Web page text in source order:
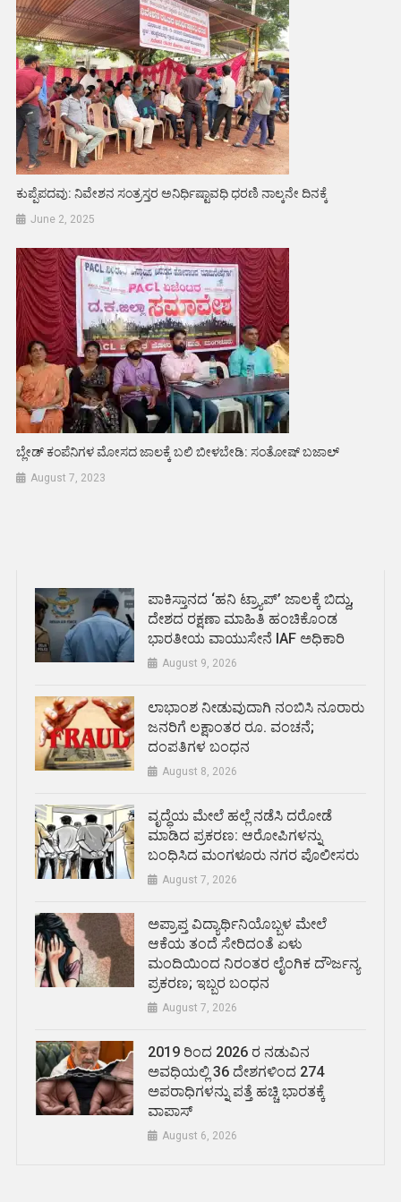
ಕುಪ್ಪೆಪದವು: ನಿವೇಶನ ಸಂತ್ರಸ್ತರ ಅನಿರ್ಧಿಷ್ಟಾವಧಿ ಧರಣಿ ನಾಲ್ಕನೇ ದಿನಕ್ಕೆ
June 2, 2025
ಬ್ಲೇಡ್ ಕಂಪೆನಿಗಳ ಮೋಸದ ಜಾಲಕ್ಕೆ ಬಲಿ ಬೀಳಬೇಡಿ: ಸಂತೋಷ್ ಬಜಾಲ್
August 7, 2023
ಪಾಕಿಸ್ತಾನದ ‘ಹನಿ ಟ್ರ್ಯಾಪ್’ ಜಾಲಕ್ಕೆ ಬಿದ್ದು,
ದೇಶದ ರಕ್ಷಣಾ ಮಾಹಿತಿ ಹಂಚಿಕೊಂಡ
ಭಾರತೀಯ ವಾಯುಸೇನೆ IAF ಅಧಿಕಾರಿ
August 9, 2026
ಲಾಭಾಂಶ ನೀಡುವುದಾಗಿ ನಂಬಿಸಿ ನೂರಾರು
ಜನರಿಗೆ ಲಕ್ಷಾಂತರ ರೂ. ವಂಚನೆ;
ದಂಪತಿಗಳ ಬಂಧನ
August 8, 2026
ವೃದ್ಧೆಯ ಮೇಲೆ ಹಲ್ಲೆ ನಡೆಸಿ ದರೋಡೆ
ಮಾಡಿದ ಪ್ರಕರಣ: ಆರೋಪಿಗಳನ್ನು
ಬಂಧಿಸಿದ ಮಂಗಳೂರು ನಗರ ಪೊಲೀಸರು
August 7, 2026
ಅಪ್ರಾಪ್ತ ವಿದ್ಯಾರ್ಥಿನಿಯೊಬ್ಬಳ ಮೇಲೆ
ಆಕೆಯ ತಂದೆ ಸೇರಿದಂತೆ ಏಳು
ಮಂದಿಯಿಂದ ನಿರಂತರ ಲೈಂಗಿಕ ದೌರ್ಜನ್ಯ
ಪ್ರಕರಣ; ಇಬ್ಬರ ಬಂಧನ
August 7, 2026
2019 ರಿಂದ 2026 ರ ನಡುವಿನ
ಅವಧಿಯಲ್ಲಿ 36 ದೇಶಗಳಿಂದ 274
ಅಪರಾಧಿಗಳನ್ನು ಪತ್ತೆ ಹಚ್ಚಿ ಭಾರತಕ್ಕೆ
ವಾಪಾಸ್
August 6, 2026